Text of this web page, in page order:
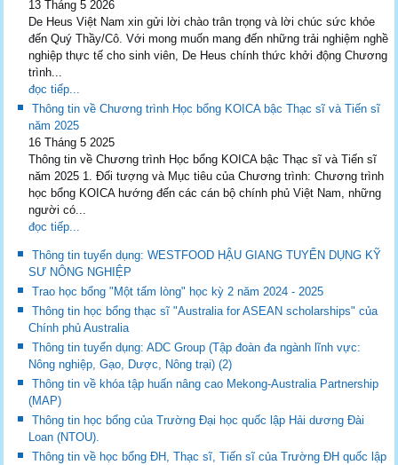
13 Tháng 5 2026
De Heus Việt Nam xin gửi lời chào trân trọng và lời chúc sức khỏe
đến Quý Thầy/Cô. Với mong muốn mang đến những trải nghiệm nghề
nghiệp thực tế cho sinh viên, De Heus chính thức khởi động Chương
trình...
đọc tiếp...
Thông tin về Chương trình Học bổng KOICA bậc Thạc sĩ và Tiến sĩ
năm 2025
16 Tháng 5 2025
Thông tin về Chương trình Học bổng KOICA bậc Thạc sĩ và Tiến sĩ
năm 2025 1. Đối tượng và Mục tiêu của Chương trình: Chương trình
học bổng KOICA hướng đến các cán bộ chính phủ Việt Nam, những
người có...
đọc tiếp...
Thông tin tuyển dụng: WESTFOOD HẬU GIANG TUYỂN DỤNG KỸ
SƯ NÔNG NGHIỆP
Trao học bổng "Một tấm lòng" học kỳ 2 năm 2024 - 2025
Thông tin học bổng thạc sĩ "Australia for ASEAN scholarships" của
Chính phủ Australia
Thông tin tuyển dụng: ADC Group (Tập đoàn đa ngành lĩnh vực:
Nông nghiệp, Gạo, Dược, Nông trại) (2)
Thông tin về khóa tập huấn nâng cao Mekong-Australia Partnership
(MAP)
Thông tin học bổng của Trường Đại học quốc lập Hải dương Đài
Loan (NTOU).
Thông tin về học bổng ĐH, Thạc sĩ, Tiến sĩ của Trường ĐH quốc lập